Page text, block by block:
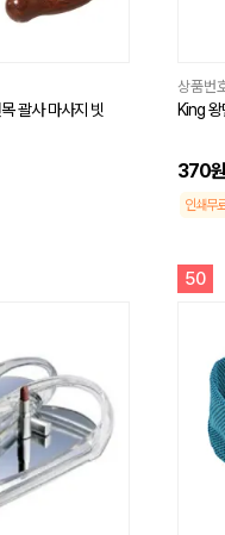
괄사 마사지 빗
상품번
King
370원
인쇄무
50